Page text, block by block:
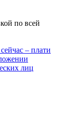
по всей
– плати
лиц